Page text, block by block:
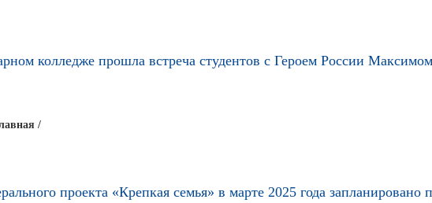
колледже прошла встреча студентов с Героем России
/
проекта «Крепкая семья» в марте 2025 года запланировано